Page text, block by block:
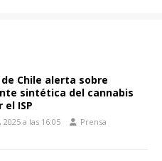
Chile alerta sobre
sintética del cannabis
ISP
2025 a las 16:05 Prensa